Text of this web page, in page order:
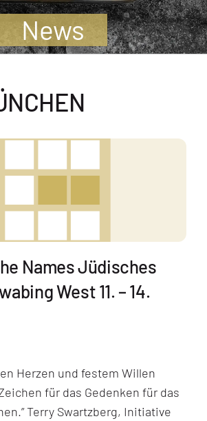
News
Names Jüdisches
West 11. – 14.
Herzen und festem Willen
für das Gedenken für das
Terry Swartzberg, Initiative